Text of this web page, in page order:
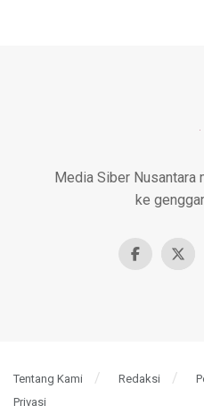
Media Siber Nusantara
ke
Tentang Kami Redaksi
Privasi